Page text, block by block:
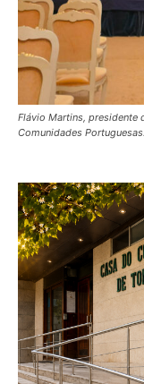
Flávio Martins, presidente
Comunidades